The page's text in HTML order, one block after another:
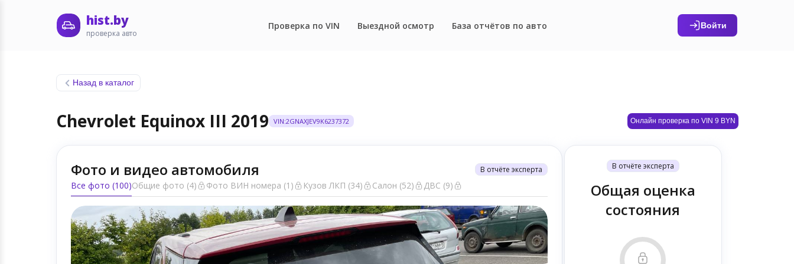
hist.by
проверка авто
Проверка по VIN Выездной осмотр База отчётов по авто Войти
Назад в каталог
Chevrolet Equinox III 2019 VIN:2GNAXJEV9K6237372 Онлайн проверка по VIN 9 BYN
Фото и видео автомобиля В отчёте эксперта
Все фото (100)Общие фото (4) Фото ВИН номера (1) Кузов ЛКП (34) Салон (52) ДВС (9)
В отчёте эксперта
Общая оценка
состояния